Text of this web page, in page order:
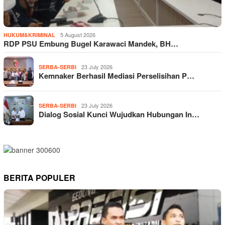
HUKUM&KRIMINAL 5 August 2026
RDP PSU Embung Bugel Karawaci Mandek, BH…
SERBA-SERBI 23 July 2026
Kemnaker Berhasil Mediasi Perselisihan P…
SERBA-SERBI 23 July 2026
Dialog Sosial Kunci Wujudkan Hubungan In…
BERITA POPULER